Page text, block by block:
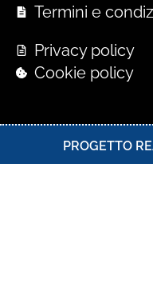
Termini e
Privacy policy
Cookie policy
PROGETTO